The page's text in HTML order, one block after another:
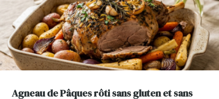
Agneau de Pâques rôti sans gluten et sans